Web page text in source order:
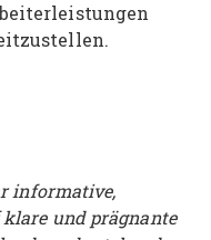
informative,
und prägnante